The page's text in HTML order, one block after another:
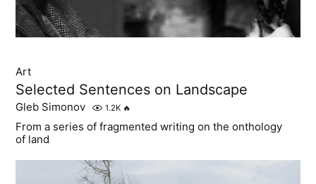
Art
Selected Sentences on Landscape
Gleb Simonov 1.2K 🔥
From a series of fragmented writing on the onthology
of land